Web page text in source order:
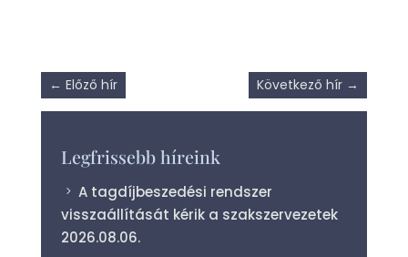
← Előző hír Következő hír →
Legfrissebb híreink
A tagdíjbeszedési rendszer
visszaállítását kérik a szakszervezetek
2026.08.06.